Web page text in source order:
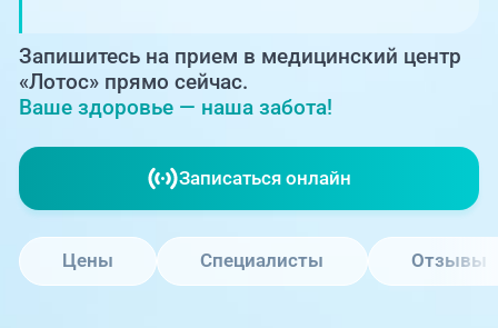
+7 (351) 220-00-03
Запишитесь на прием в медицинский центр
«Лотос» прямо сейчас.
Ваше здоровье — наша забота!
Записаться онлайн
Цены Специалисты Отзывы